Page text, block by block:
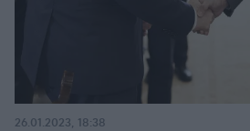
26.01.2023, 18:38